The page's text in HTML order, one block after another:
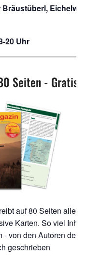
20 Uhr
Seiten - Gratis!
Karten. So viel Inhalt
von den Autoren der
geschrieben